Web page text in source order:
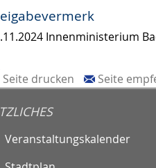
Innenministerium
Seite drucken Seite
Veranstaltungskalender